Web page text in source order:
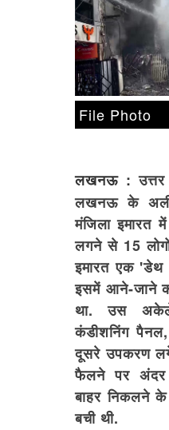
File Photo
लखनऊ :
लखनऊ के
मंजिला इमारत
लगने से 15
इमारत एक 'डेथ
इसमें आने-जाने
था. उस
कंडीशनिंग
दूसरे उपकरण
फैलने पर
बाहर निकलने
बची थी.